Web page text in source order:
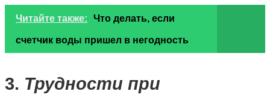
Читайте также: Что делать, если
счетчик воды пришел в негодность
3. Трудности при